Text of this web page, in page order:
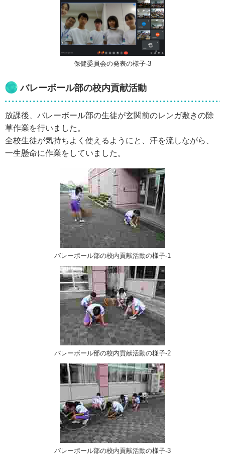
保健委員会の発表の様子-3
バレーボール部の校内貢献活動
放課後、バレーボール部の生徒が玄関前のレンガ敷きの除
草作業を行いました。
全校生徒が気持ちよく使えるようにと、汗を流しながら、
一生懸命に作業をしていました。
バレーボール部の校内貢献活動の様子-1
バレーボール部の校内貢献活動の様子-2
バレーボール部の校内貢献活動の様子-3